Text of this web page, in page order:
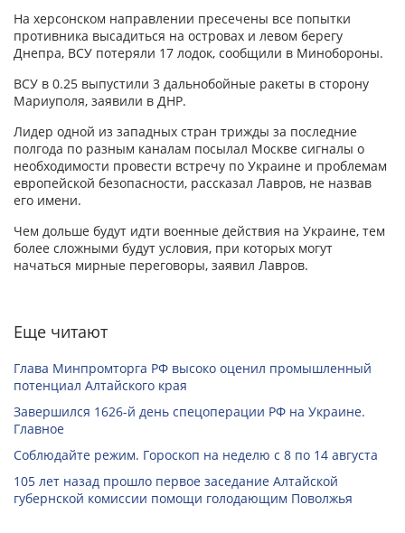
На херсонском направлении пресечены все попытки
противника высадиться на островах и левом берегу
Днепра, ВСУ потеряли 17 лодок, сообщили в Минобороны.
ВСУ в 0.25 выпустили 3 дальнобойные ракеты в сторону
Мариуполя, заявили в ДНР.
Лидер одной из западных стран трижды за последние
полгода по разным каналам посылал Москве сигналы о
необходимости провести встречу по Украине и проблемам
европейской безопасности, рассказал Лавров, не назвав
его имени.
Чем дольше будут идти военные действия на Украине, тем
более сложными будут условия, при которых могут
начаться мирные переговоры, заявил Лавров.
Еще читают
Глава Минпромторга РФ высоко оценил промышленный
потенциал Алтайского края
Завершился 1626-й день спецоперации РФ на Украине.
Главное
Соблюдайте режим. Гороскоп на неделю с 8 по 14 августа
105 лет назад прошло первое заседание Алтайской
губернской комиссии помощи голодающим Поволжья